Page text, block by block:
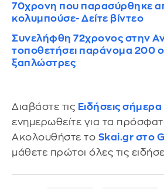
70χρονη που παρασύρθηκε
κολυμπούσε- Δείτε βίντεο
Συνελήφθη 72χρονος στην
τοποθετήσει παράνομα 200
ξαπλώστρες
Διαβάστε τις Ειδήσεις σήμερα
ενημερωθείτε για τα
Ακολουθήστε το Skai.gr στο
μάθετε πρώτοι όλες τις